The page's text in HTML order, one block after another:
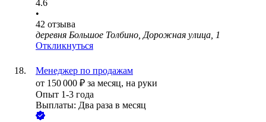
4.6
•
42 отзыва
деревня Большое Толбино, Дорожная улица, 1
Откликнуться
Менеджер по продажам
от 150 000 ₽ за месяц, на руки
Опыт 1-3 года
Выплаты: Два раза в месяц